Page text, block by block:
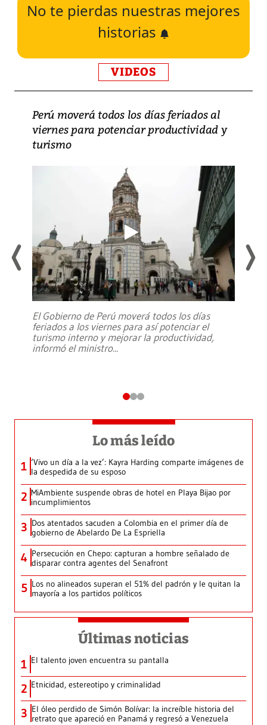
No te pierdas nuestras mejores
historias
VIDEOS
Perú moverá todos los días feriados al
viernes para potenciar productividad y
turismo
El Gobierno de Perú moverá todos los días
feriados a los viernes para así potenciar el
turismo interno y mejorar la productividad,
informó el ministro...
Lo más leído
1 ‘Vivo un día a la vez’: Kayra Harding comparte imágenes de
la despedida de su esposo
2 MiAmbiente suspende obras de hotel en Playa Bijao por
incumplimientos
3 Dos atentados sacuden a Colombia en el primer día de
gobierno de Abelardo De La Espriella
4 Persecución en Chepo: capturan a hombre señalado de
disparar contra agentes del Senafront
5 Los no alineados superan el 51% del padrón y le quitan la
mayoría a los partidos políticos
Últimas noticias
1 El talento joven encuentra su pantalla​
2 Etnicidad, estereotipo y criminalidad
3 El óleo perdido de Simón Bolívar: la increíble historia del
retrato que apareció en Panamá y regresó a Venezuela